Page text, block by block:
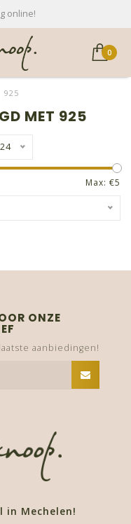
online!
0
925
MET 925
24
Max: €5
ONZE
aanbiedingen!
in Mechelen!